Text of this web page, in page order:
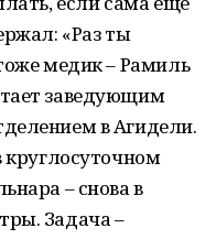
«Раз ты
медик – Рамиль
заведующим
в Агидели.
круглосуточном
– снова в
Задача –